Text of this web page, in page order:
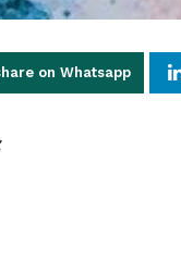
on Whatsapp